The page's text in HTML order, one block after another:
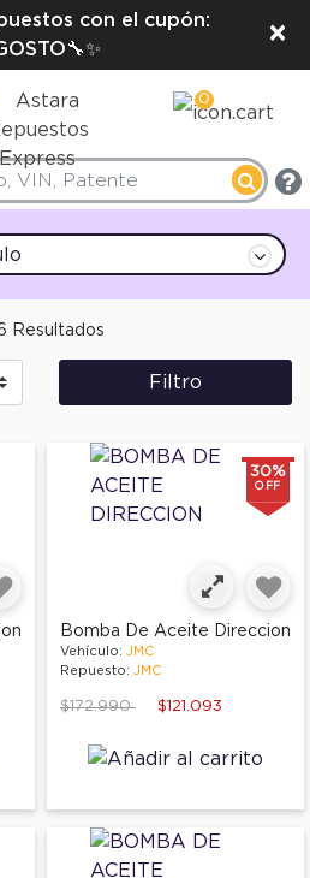
con el cupón:
×
0
Resultados
Filtro
30%
OFF
Bomba De Aceite Direccion
Vehículo: JMC
Repuesto: JMC
Price reduced from
$172.990to $121.093